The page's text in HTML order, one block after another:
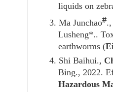
liquids on
3. Ma Junchao#
Lusheng*..
earthworms (
4. Shi Baihui.,
Bing., 2022.
Hazardous